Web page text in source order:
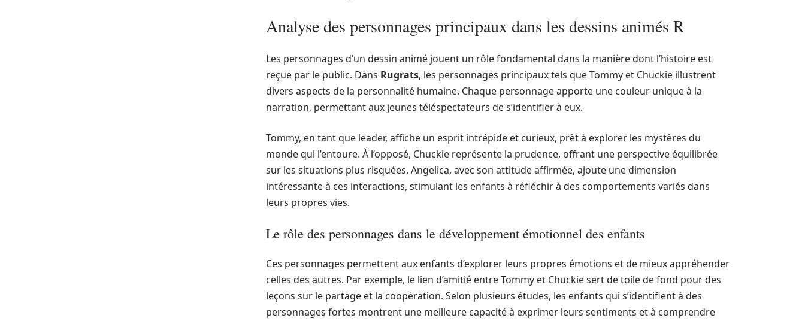
Analyse des personnages principaux dans les dessins animés R
Les personnages d’un dessin animé jouent un rôle fondamental dans la manière dont l’histoire est
reçue par le public. Dans Rugrats, les personnages principaux tels que Tommy et Chuckie illustrent
divers aspects de la personnalité humaine. Chaque personnage apporte une couleur unique à la
narration, permettant aux jeunes téléspectateurs de s’identifier à eux.
Tommy, en tant que leader, affiche un esprit intrépide et curieux, prêt à explorer les mystères du
monde qui l’entoure. À l’opposé, Chuckie représente la prudence, offrant une perspective équilibrée
sur les situations plus risquées. Angelica, avec son attitude affirmée, ajoute une dimension
intéressante à ces interactions, stimulant les enfants à réfléchir à des comportements variés dans
leurs propres vies.
Le rôle des personnages dans le développement émotionnel des enfants
Ces personnages permettent aux enfants d’explorer leurs propres émotions et de mieux appréhender
celles des autres. Par exemple, le lien d’amitié entre Tommy et Chuckie sert de toile de fond pour des
leçons sur le partage et la coopération. Selon plusieurs études, les enfants qui s’identifient à des
personnages fortes montrent une meilleure capacité à exprimer leurs sentiments et à comprendre